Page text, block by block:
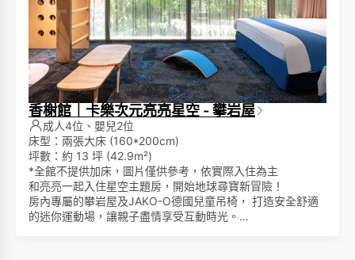
香榭館｜卡樂次元亮亮星空 - 攀岩屋
成人4位、嬰兒2位
床型：兩張大床 (160*200cm)
坪數：約 13 坪 (42.9m²)
*全館不提供加床，圖片僅供參考，依實際入住為主
和亮亮一起入住星空主題房，開始地球尋寶新冒險！
房內專屬的攀岩屋及JAKO-O德國兒童吊椅， 打造安全舒適
的迷你運動場，讓親子盡情享受互動時光。